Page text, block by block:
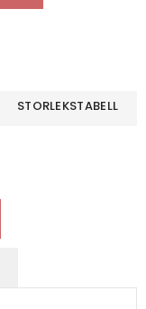
STORLEKSTABELL